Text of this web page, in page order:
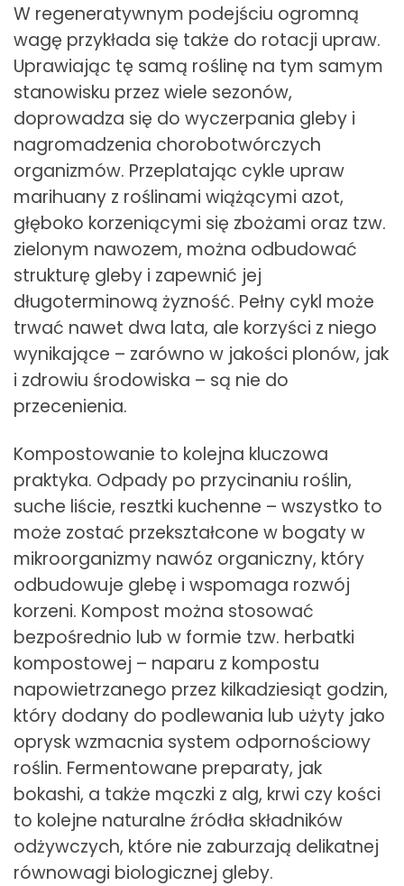
W regeneratywnym podejściu ogromną
wagę przykłada się także do rotacji upraw.
Uprawiając tę samą roślinę na tym samym
stanowisku przez wiele sezonów,
doprowadza się do wyczerpania gleby i
nagromadzenia chorobotwórczych
organizmów. Przeplatając cykle upraw
marihuany z roślinami wiążącymi azot,
głęboko korzeniącymi się zbożami oraz tzw.
zielonym nawozem, można odbudować
strukturę gleby i zapewnić jej
długoterminową żyzność. Pełny cykl może
trwać nawet dwa lata, ale korzyści z niego
wynikające – zarówno w jakości plonów, jak
i zdrowiu środowiska – są nie do
przecenienia.
Kompostowanie to kolejna kluczowa
praktyka. Odpady po przycinaniu roślin,
suche liście, resztki kuchenne – wszystko to
może zostać przekształcone w bogaty w
mikroorganizmy nawóz organiczny, który
odbudowuje glebę i wspomaga rozwój
korzeni. Kompost można stosować
bezpośrednio lub w formie tzw. herbatki
kompostowej – naparu z kompostu
napowietrzanego przez kilkadziesiąt godzin,
który dodany do podlewania lub użyty jako
oprysk wzmacnia system odpornościowy
roślin. Fermentowane preparaty, jak
bokashi, a także mączki z alg, krwi czy kości
to kolejne naturalne źródła składników
odżywczych, które nie zaburzają delikatnej
równowagi biologicznej gleby.